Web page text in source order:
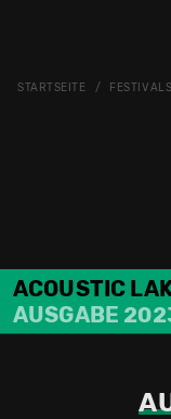
STARTSEITE FESTIVALS
ACOUSTIC
AUSGABE